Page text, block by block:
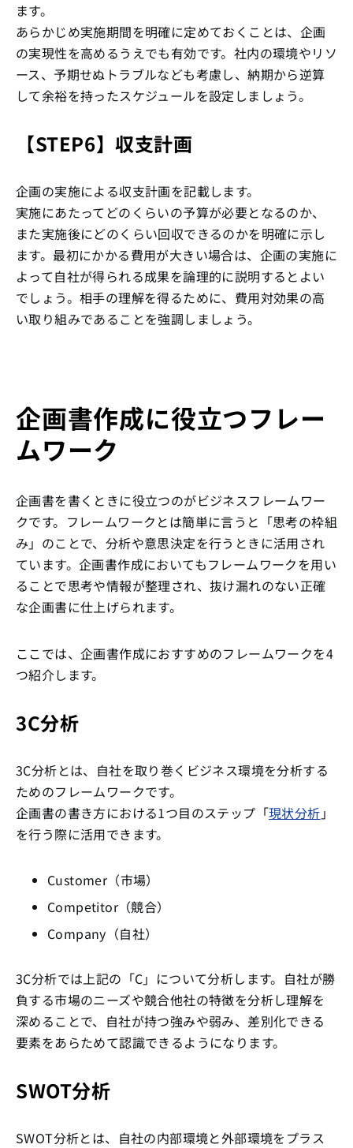
ます。
あらかじめ実施期間を明確に定めておくことは、企画
の実現性を高めるうえでも有効です。社内の環境やリソ
ース、予期せぬトラブルなども考慮し、納期から逆算
して余裕を持ったスケジュールを設定しましょう。
【STEP6】収支計画
企画の実施による収支計画を記載します。
実施にあたってどのくらいの予算が必要となるのか、
また実施後にどのくらい回収できるのかを明確に示し
ます。最初にかかる費用が大きい場合は、企画の実施に
よって自社が得られる成果を論理的に説明するとよい
でしょう。相手の理解を得るために、費用対効果の高
い取り組みであることを強調しましょう。
企画書作成に役立つフレー
ムワーク
企画書を書くときに役立つのがビジネスフレームワー
クです。フレームワークとは簡単に言うと「思考の枠組
み」のことで、分析や意思決定を行うときに活用され
ています。企画書作成においてもフレームワークを用い
ることで思考や情報が整理され、抜け漏れのない正確
な企画書に仕上げられます。
ここでは、企画書作成におすすめのフレームワークを4
つ紹介します。
3C分析
3C分析とは、自社を取り巻くビジネス環境を分析する
ためのフレームワークです。
企画書の書き方における1つ目のステップ「現状分析 」
を行う際に活用できます。
Customer（市場）
Competitor（競合）
Company（自社）
3C分析では上記の「C」について分析します。自社が勝
負する市場のニーズや競合他社の特徴を分析し理解を
深めることで、自社が持つ強みや弱み、差別化できる
要素をあらためて認識できるようになります。
SWOT分析
SWOT分析とは、自社の内部環境と外部環境をプラス